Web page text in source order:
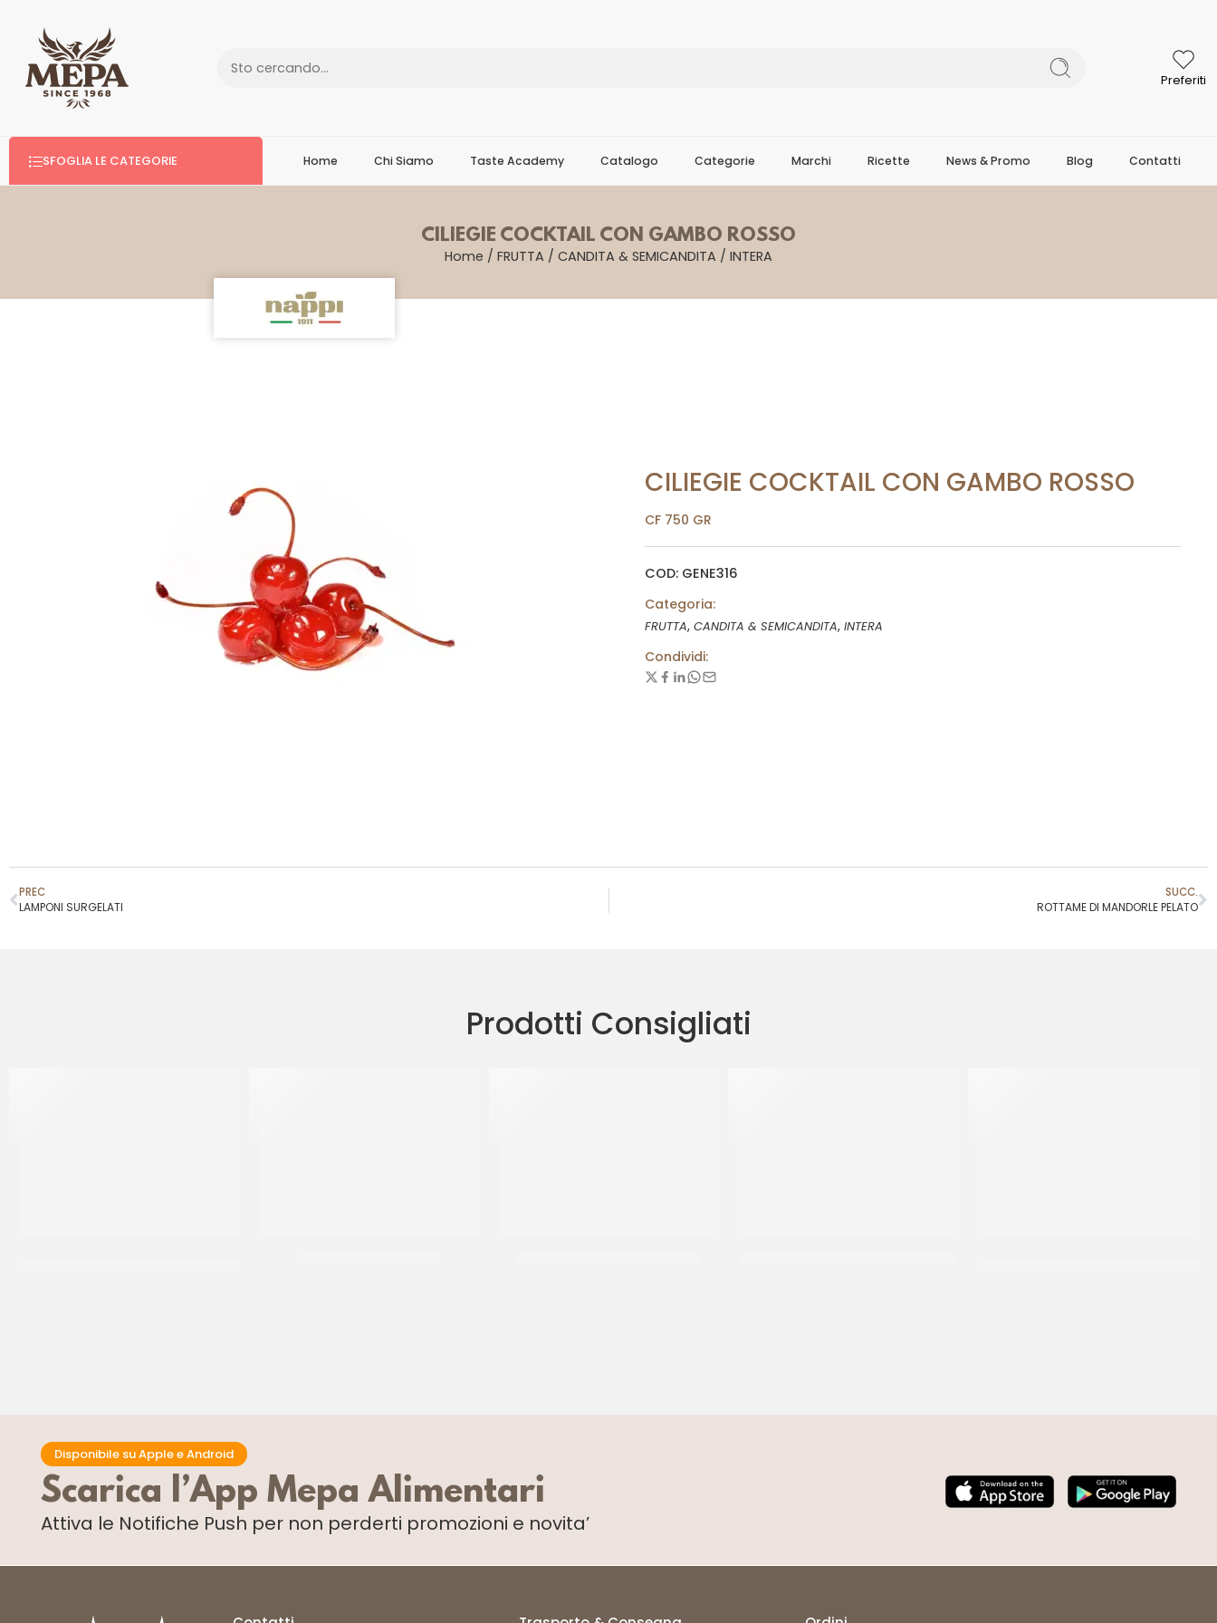
Preferiti
SFOGLIA LE CATEGORIE Home Chi Siamo Taste Academy Catalogo Categorie Marchi Ricette News & Promo Blog Contatti
CILIEGIE COCKTAIL CON GAMBO ROSSO
Home / FRUTTA / CANDITA & SEMICANDITA / INTERA
CILIEGIE COCKTAIL CON GAMBO ROSSO
CF 750 GR
COD: GENE316
Categoria:
FRUTTA, CANDITA & SEMICANDITA, INTERA
Condividi:
PREC
LAMPONI SURGELATI
SUCC.
ROTTAME DI MANDORLE PELATO
Prodotti Consigliati
Disponibile su Apple e Android
Scarica l’App Mepa Alimentari
Attiva le Notifiche Push per non perderti promozioni e novita’